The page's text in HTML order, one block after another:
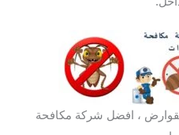
، افضل شركة مكافحة